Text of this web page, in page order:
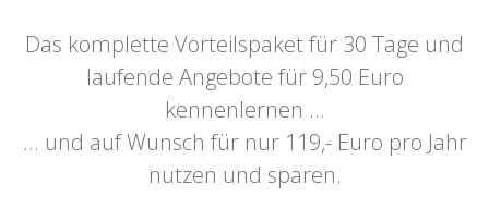
Das komplette Vorteilspaket für 30 Tage und
laufende Angebote für 9,50 Euro
kennenlernen ...
... und auf Wunsch für nur 119,- Euro pro Jahr
nutzen und sparen.